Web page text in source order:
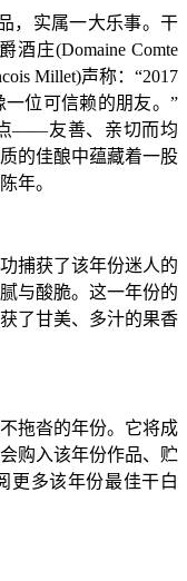
，实属一大乐事。干
庄(Domaine Comte
Millet)声称：“2017
位可信赖的朋友。”
——友善、亲切而均
的佳酿中蕴藏着一股
年。
捕获了该年份迷人的
与酸脆。这一年份的
了甘美、多汁的果香
拖沓的年份。它将成
购入该年份作品、贮
更多该年份最佳干白